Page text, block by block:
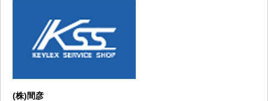
(株)間彦